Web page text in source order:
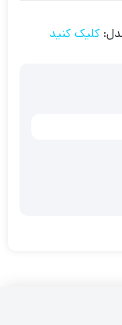
کلیک کنید